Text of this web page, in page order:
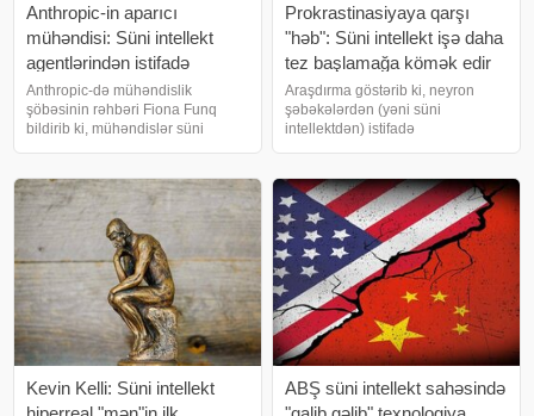
Anthropic-in aparıcı
mühəndisi: Süni intellekt
agentlərindən istifadə
tənhalığa gətirib çıxarır
Anthropic-də mühəndislik
şöbəsinin rəhbəri Fiona Funq
bildirib ki, mühəndislər süni
prosesində bir-birindən bir o
qədər uzaqlaşıblar. "Claude Code
komandasınd
Prokrastinasiyaya qarşı
"həb": Süni intellekt işə daha
tez başlamağa kömək edir
Araşdırma göstərib ki, neyron
şəbəkələrdən (yəni süni
intellektdən) istifadə
layihə üzərində işə başlamaq
qorxusunu azaldır. Süni intellekt
tədricən yalnız müxtəlif tapşırıqları
Kevin Kelli: Süni intellekt
ABŞ süni intellekt sahəsində